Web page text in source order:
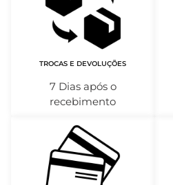
TROCAS E DEVOLUÇÕES
7 Dias após o
recebimento